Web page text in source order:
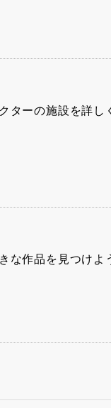
ターの施設を詳し
な作品を見つけよ